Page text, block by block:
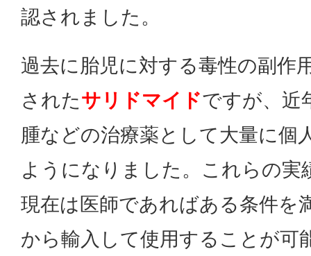
認されました。
過去に胎児に対する毒性の副作
されたサリドマイドですが、近
腫などの治療薬として大量に個
ようになりました。これらの実
現在は医師であればある条件を
から輸入して使用することが可